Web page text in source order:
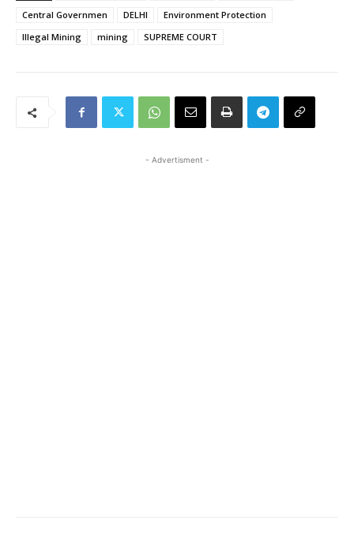
Central Governmen
DELHI
Environment Protection
Illegal Mining
mining SUPREME COURT
- Advertisment -